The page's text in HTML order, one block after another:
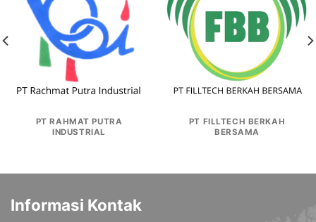
PT RAHMAT PUTRA
INDUSTRIAL
PT FILLTECH BERKAH
BERSAMA
Informasi Kontak